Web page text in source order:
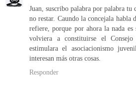
Juan, suscribo palabra por palabra
no restar. Caundo la concejala habla
refiere, porque por ahora la nada es
volviera a constituirse el
estimulara el asociacionismo
interesan más otras cosas.
Responder